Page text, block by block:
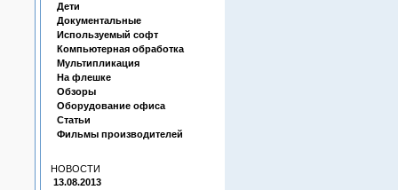
Дети
Документальные
Используемый софт
Компьютерная обработка
Мультипликация
На флешке
Обзоры
Оборудование офиса
Статьи
Фильмы производителей
НОВОСТИ
13.08.2013